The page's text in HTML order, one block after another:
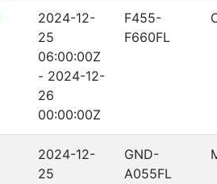
2024-12-
25
06:00:00Z
- 2024-12-
26
00:00:00Z
F455-
F660FL
2024-12-
25
GND-
A055FL